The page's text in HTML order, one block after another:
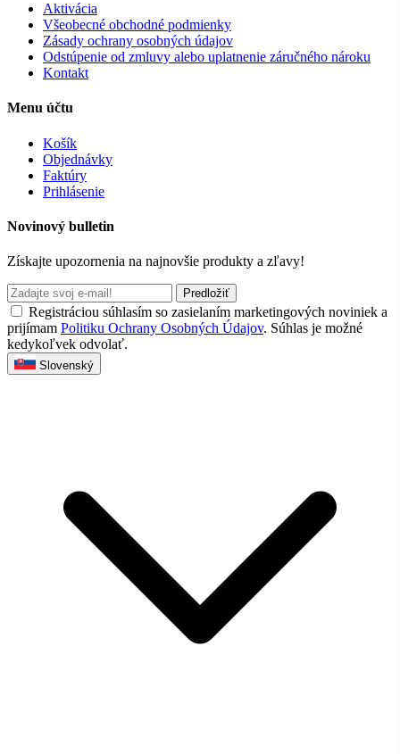
Aktivácia
Všeobecné obchodné podmienky
Zásady ochrany osobných údajov
Odstúpenie od zmluvy alebo uplatnenie záručného nároku
Kontakt
Menu účtu
Košík
Objednávky
Faktúry
Prihlásenie
Novinový bulletin
Získajte upozornenia na najnovšie produkty a zľavy!
Predložiť
Registráciou súhlasím so zasielaním marketingových noviniek a
prijímam Politiku Ochrany Osobných Údajov. Súhlas je možné
kedykoľvek odvolať.
Slovenský